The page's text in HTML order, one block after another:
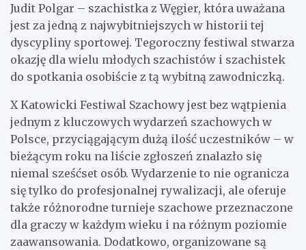
Judit Polgar – szachistka z Węgier, która uważana
jest za jedną z najwybitniejszych w historii tej
dyscypliny sportowej. Tegoroczny festiwal stwarza
okazję dla wielu młodych szachistów i szachistek
do spotkania osobiście z tą wybitną zawodniczką.
X Katowicki Festiwal Szachowy jest bez wątpienia
jednym z kluczowych wydarzeń szachowych w
Polsce, przyciągającym dużą ilość uczestników – w
bieżącym roku na liście zgłoszeń znalazło się
niemal sześćset osób. Wydarzenie to nie ogranicza
się tylko do profesjonalnej rywalizacji, ale oferuje
także różnorodne turnieje szachowe przeznaczone
dla graczy w każdym wieku i na różnym poziomie
zaawansowania. Dodatkowo, organizowane są